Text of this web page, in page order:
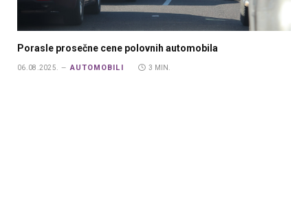
Porasle prosečne cene polovnih automobila
06.08.2025. AUTOMOBILI 3 MIN.